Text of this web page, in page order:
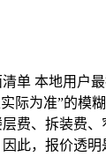
单 本地用户
际为准”的模
费、拆装费
此，报价透